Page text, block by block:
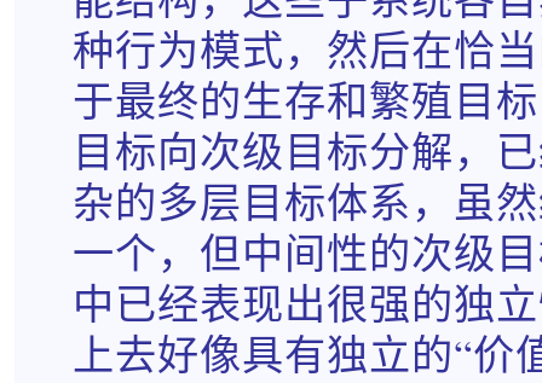
种行为模式，然后在恰
于最终的生存和繁殖目
目标向次级目标分解，
杂的多层目标体系，虽
一个，但中间性的次级
中已经表现出很强的独
上去好像具有独立的“价